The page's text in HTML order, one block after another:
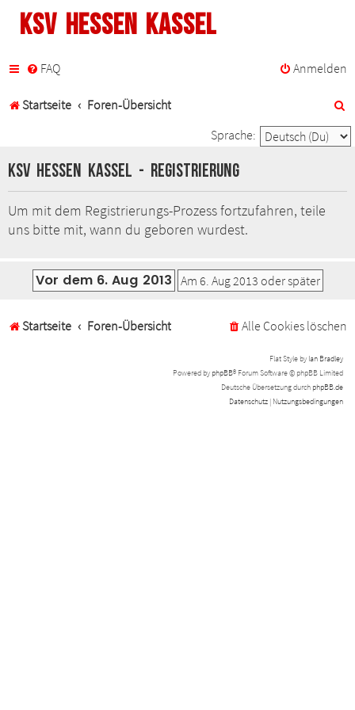
KSV Hessen Kassel
FAQ Anmelden
Startseite Foren-Übersicht
u
h
Sprache:
KSV Hessen Kassel - Registrierung
Um mit dem Registrierungs-Prozess fortzufahren, teile
uns bitte mit, wann du geboren wurdest.
Startseite Foren-Übersicht Alle Cookies löschen
Flat Style by Ian Bradley
Powered by phpBB® Forum Software © phpBB Limited
Deutsche Übersetzung durch phpBB.de
Datenschutz | Nutzungsbedingungen